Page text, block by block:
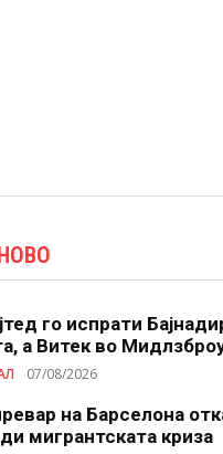
го испрати
а Витек во
07/08/2026
на Барселона
мигрантската криза